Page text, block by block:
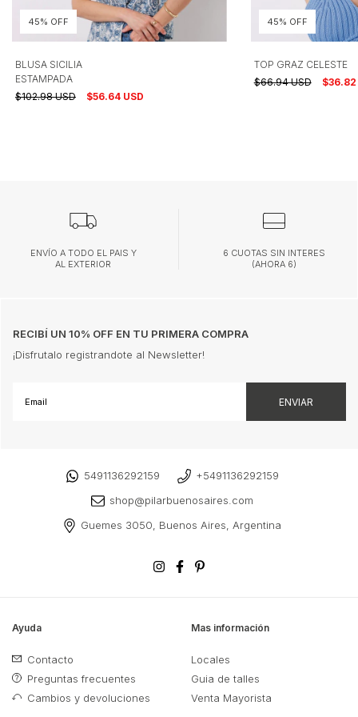
45% OFF
BLUSA SICILIA
ESTAMPADA
$102.98 USD
$56.64 USD
45% OFF
TOP GRAZ CELESTE
$66.94 USD
$36.82
ENVÍO A TODO EL PAIS Y
AL EXTERIOR
6 CUOTAS SIN INTERES
(AHORA 6)
RECIBÍ UN 10% OFF EN TU PRIMERA COMPRA
¡Disfrutalo registrandote al Newsletter!
5491136292159
+5491136292159
shop@pilarbuenosaires.com
Guemes 3050, Buenos Aires, Argentina
Ayuda
Contacto
Preguntas frecuentes
Cambios y devoluciones
Mas información
Locales
Guia de talles
Venta Mayorista